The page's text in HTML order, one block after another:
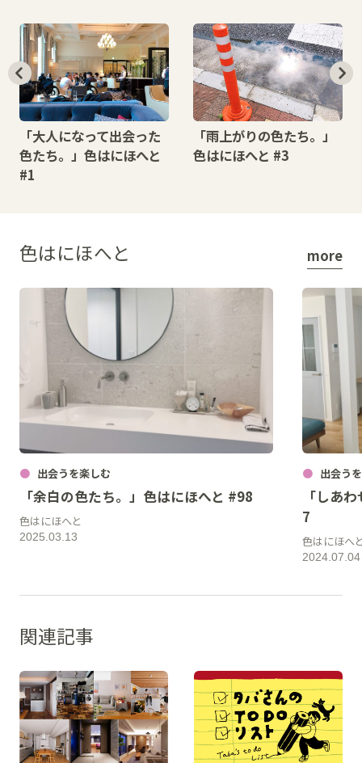
「大人になって出会った
色たち。」色はにほへと
#1
「雨上がりの色たち。」
色はにほへと #3
色はにほへと
出会うを楽しむ
「余白の色たち。」色はにほへと #98
2025.03.13
色はにほへと
出会う
「しあ
7
2024.07.04
色はにほへ
more
関連記事